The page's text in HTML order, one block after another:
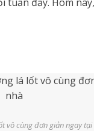
vô cùng đơn giản ngay tại